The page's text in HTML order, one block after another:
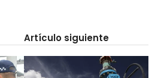
Artículo siguiente